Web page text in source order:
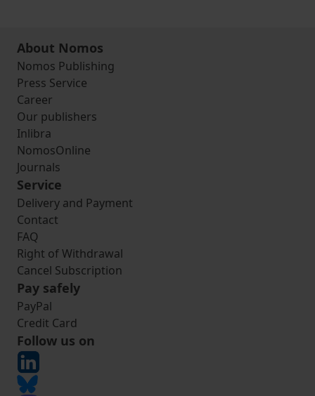
About Nomos
Nomos Publishing
Press Service
Career
Our publishers
Inlibra
NomosOnline
Journals
Service
Delivery and Payment
Contact
FAQ
Right of Withdrawal
Cancel Subscription
Pay safely
PayPal
Credit Card
Follow us on